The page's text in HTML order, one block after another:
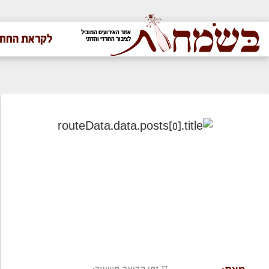
אתר האירועים המוביל
לציבור החרדי והדתי
לקראת